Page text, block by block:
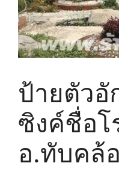
ป้ายตัวอั
ซิงค์ชื่อโ
อ.ทับคล้